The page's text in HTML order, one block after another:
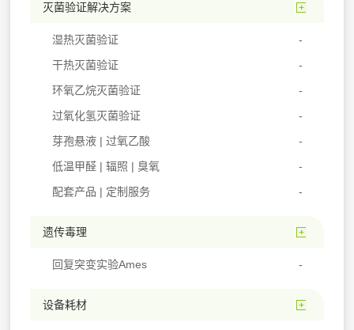
灭菌验证解决方案
湿热灭菌验证
干热灭菌验证
环氧乙烷灭菌验证
过氧化氢灭菌验证
芽孢悬液 | 过氧乙酸
低温甲醛 | 辐照 | 臭氧
配套产品 | 定制服务
遗传毒理
回复突变实验Ames
设备耗材